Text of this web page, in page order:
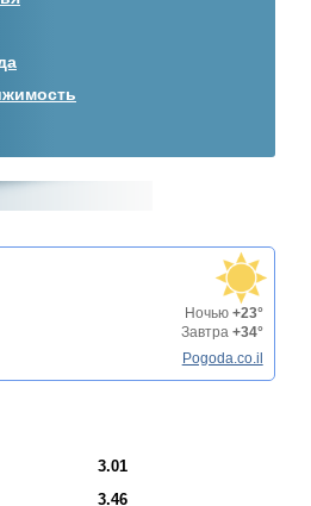
Ночью +23°
Завтра +34°
Pogoda.co.il
3.01
3.46